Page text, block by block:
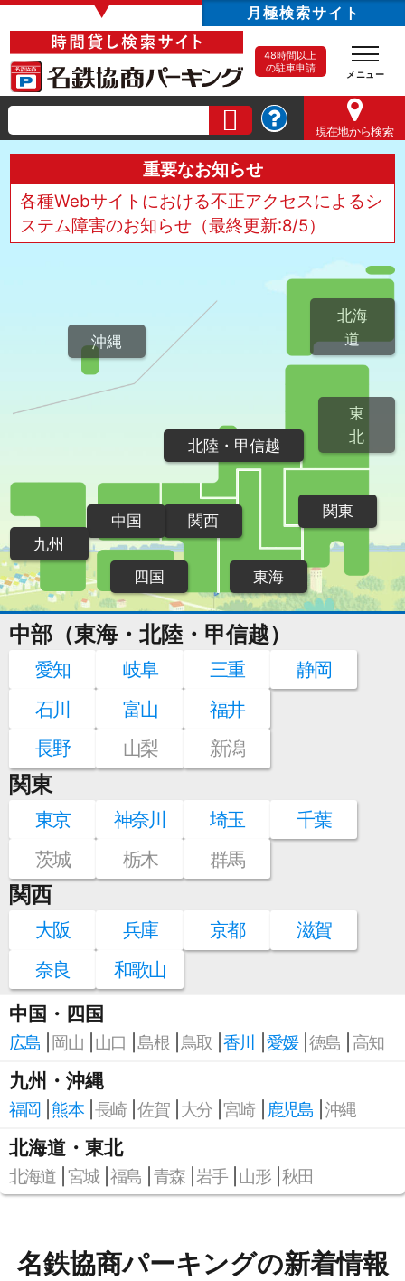
▼ 月極検索サイト
48時間以上
の駐車申請
現在地から検索
重要なお知らせ
各種Webサイトにおける不正アクセスによるシ
ステム障害のお知らせ（最終更新:8/5）
北海
道
東
北
関東
北陸・甲信越
東海
関西
中国
四国
九州
沖縄
中部（東海・北陸・甲信越）
愛知 岐阜 三重
静岡
石川
富山
福井
長野
山梨 新潟
関東
東京 神奈川 埼玉
千葉
茨城
栃木 群馬
関西
大阪 兵庫 京都
滋賀
奈良
和歌山
中国・四国
広島 岡山 山口 島根 鳥取 香川 愛媛 徳島 高知
九州・沖縄
福岡 熊本 長崎 佐賀 大分 宮崎 鹿児島 沖縄
北海道・東北
北海道 宮城 福島 青森 岩手 山形 秋田
名鉄協商パーキングの新着情報